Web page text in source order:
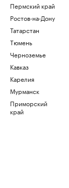
Пермский край
Ростов-на-Дону
Татарстан
Тюмень
Черноземье
Кавказ
Карелия
Мурманск
Приморский
край